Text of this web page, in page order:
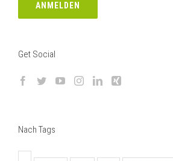
Get Social
Nach Tags